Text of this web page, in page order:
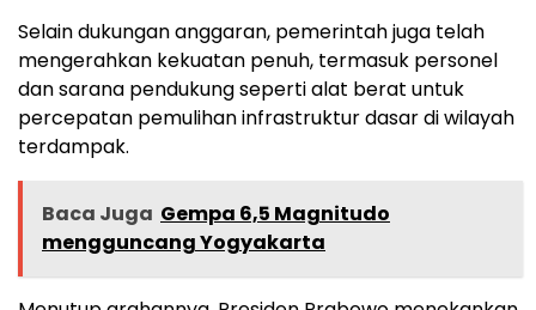
Selain dukungan anggaran, pemerintah juga telah
mengerahkan kekuatan penuh, termasuk personel
dan sarana pendukung seperti alat berat untuk
percepatan pemulihan infrastruktur dasar di wilayah
terdampak.
Baca Juga Gempa 6,5 Magnitudo
mengguncang Yogyakarta